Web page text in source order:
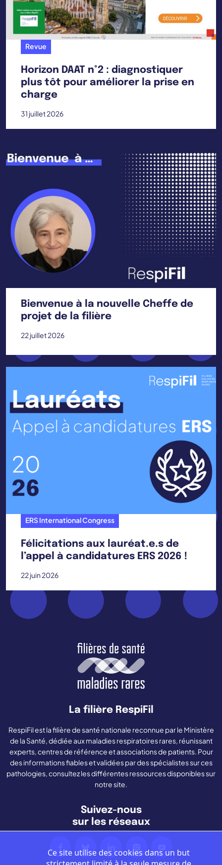
Revue
Horizon DAAT n°2 : diagnostiquer
plus tôt pour améliorer la prise en
charge
31 juillet 2026
Bienvenue à la nouvelle Cheffe de
projet de la filière
22 juillet 2026
ERS International Congress
Félicitations aux lauréat.e.s de
l’appel à candidatures ERS 2026 !
22 juin 2026
La filière RespiFil
RespiFil est la filière de santé nationale reconnue par le Ministère
de la Santé, dédiée aux maladies respiratoires rares, réunissant
experts, centres de référence et associations de patients. Pour
des informations fiables et validées par des spécialistes sur ces
pathologies, consultez les différentes ressources disponibles sur
notre site.
Suivez-nous
sur les réseaux
Ce site utilise des cookies dans un but